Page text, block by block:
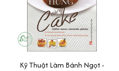
Kỹ Thuật Làm Bánh Ngọt -